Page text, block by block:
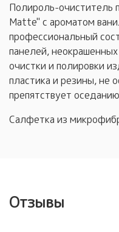
Полироль-очиститель
Matte" с ароматом
профессиональный
панелей,
очистки и полировки
пластика и резины, не
препятствует
Салфетка из
Отзывы